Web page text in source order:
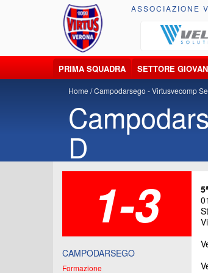
ASSOCIAZIONE
trasporto, smaltimento e recupero di
PRIMA SQUADRA SETTORE
Home Campodarsego - Virtusvecomp
D
1-3
CAMPODARSEGO
Formazione